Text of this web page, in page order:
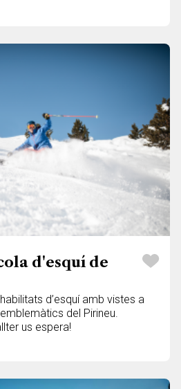
d'esquí de
d’esquí amb vistes a
del Pirineu.
us espera!